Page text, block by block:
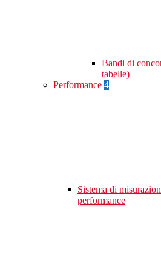
Bandi di
tabelle)
Performance 4
Sistema di
performance